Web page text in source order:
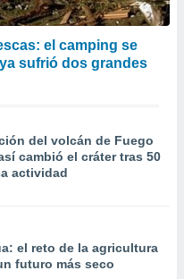
el camping se
sufrió dos grandes
del volcán de Fuego
cambió el cráter tras 50
actividad
el reto de la agricultura
futuro más seco